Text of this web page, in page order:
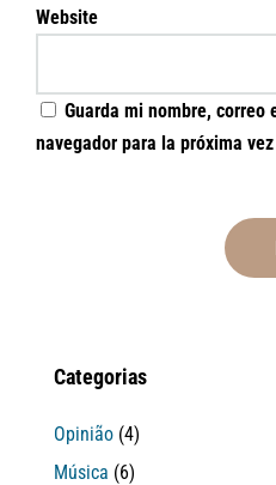
Website
Guarda mi nombre, correo
navegador para la próxima
Categorias
Opinião (4)
Música (6)